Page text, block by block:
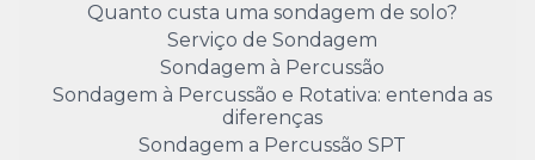
Quanto custa uma sondagem de solo?
Serviço de Sondagem
Sondagem à Percussão
Sondagem à Percussão e Rotativa: entenda as
diferenças
Sondagem a Percussão SPT